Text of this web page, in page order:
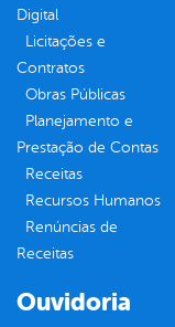
Digital
Licitações e
Contratos
Obras Públicas
Planejamento e
Prestação de Contas
Receitas
Recursos Humanos
Renúncias de
Receitas
Ouvidoria